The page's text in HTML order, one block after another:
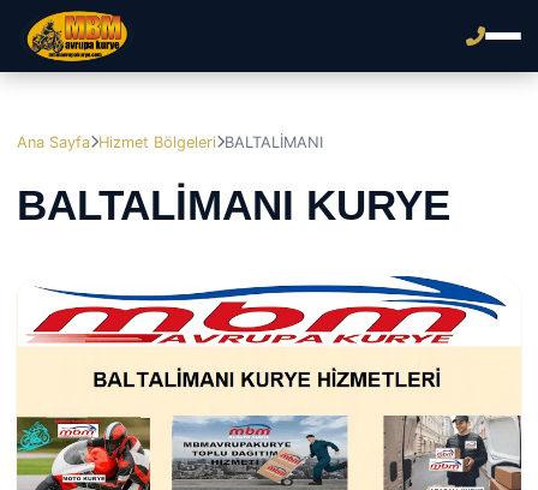
Ana Sayfa Hizmet Bölgeleri BALTALİMANI
BALTALİMANI KURYE